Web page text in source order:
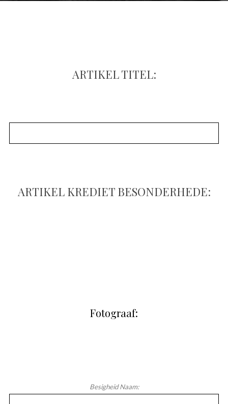
ARTIKEL TITEL:
ARTIKEL KREDIET BESONDERHEDE:
Fotograaf:
Besigheid Naam: